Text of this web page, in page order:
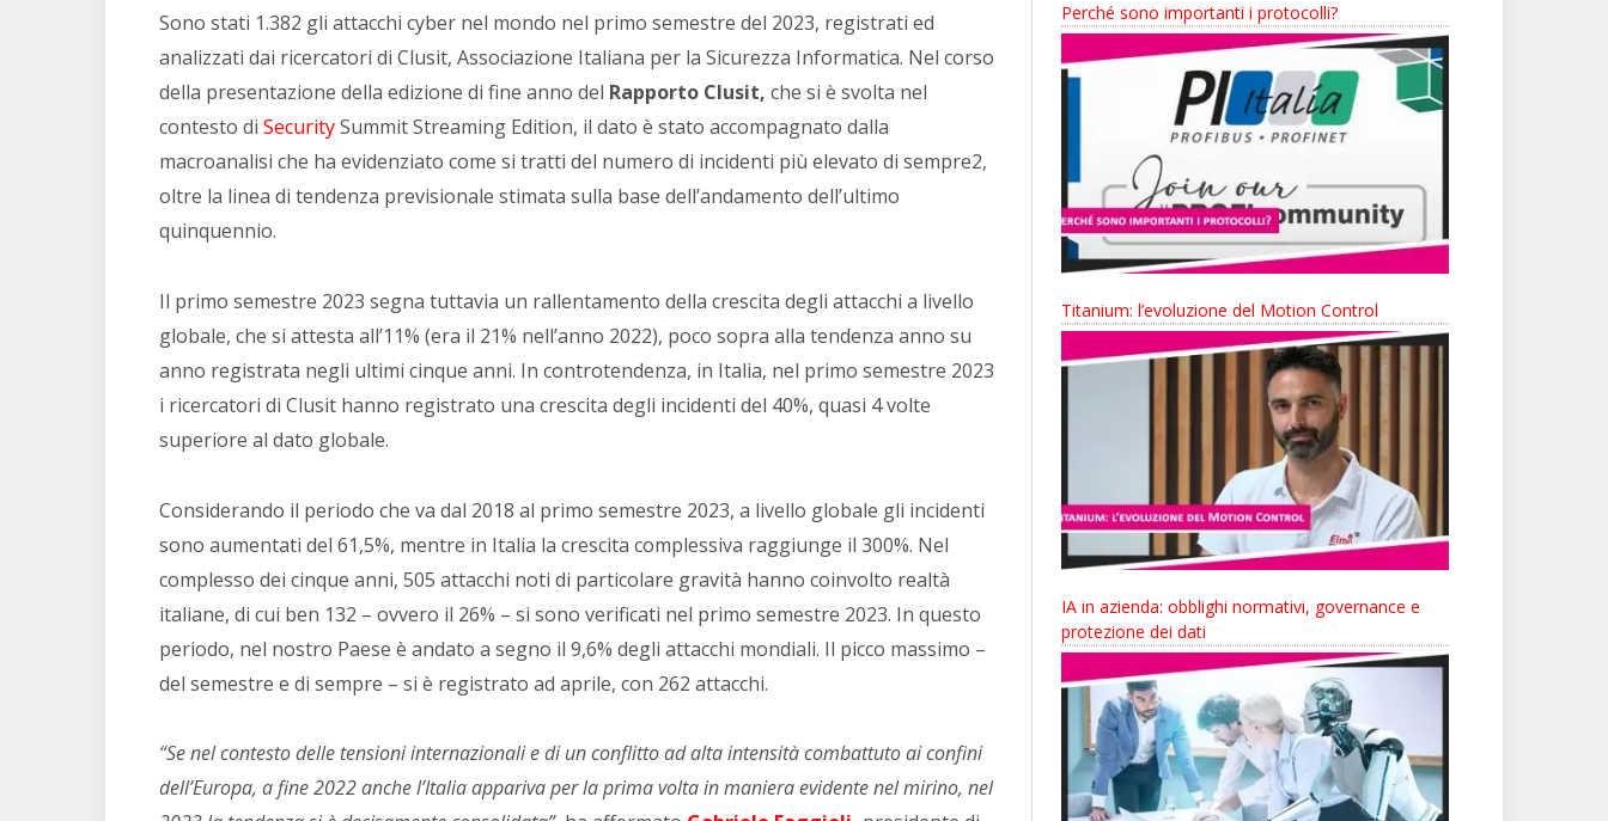
Sono stati 1.382 gli attacchi cyber nel mondo nel primo semestre del 2023, registrati ed
analizzati dai ricercatori di Clusit, Associazione Italiana per la Sicurezza Informatica. Nel corso
della presentazione della edizione di fine anno del Rapporto Clusit, che si è svolta nel
contesto di SecuritySummit Streaming Edition, il dato è stato accompagnato dalla
macroanalisi che ha evidenziato come si tratti del numero di incidenti più elevato di sempre2,
oltre la linea di tendenza previsionale stimata sulla base dell’andamento dell’ultimo
quinquennio.
Il primo semestre 2023 segna tuttavia un rallentamento della crescita degli attacchi a livello
globale, che si attesta all’11% (era il 21% nell’anno 2022), poco sopra alla tendenza anno su
anno registrata negli ultimi cinque anni. In controtendenza, in Italia, nel primo semestre 2023
i ricercatori di Clusit hanno registrato una crescita degli incidenti del 40%, quasi 4 volte
superiore al dato globale.
Considerando il periodo che va dal 2018 al primo semestre 2023, a livello globale gli incidenti
sono aumentati del 61,5%, mentre in Italia la crescita complessiva raggiunge il 300%. Nel
complesso dei cinque anni, 505 attacchi noti di particolare gravità hanno coinvolto realtà
italiane, di cui ben 132 – ovvero il 26% – si sono verificati nel primo semestre 2023. In questo
periodo, nel nostro Paese è andato a segno il 9,6% degli attacchi mondiali. Il picco massimo –
del semestre e di sempre – si è registrato ad aprile, con 262 attacchi.
“Se nel contesto delle tensioni internazionali e di un conflitto ad alta intensità combattuto ai confini
dell’Europa, a fine 2022 anche l’Italia appariva per la prima volta in maniera evidente nel mirino, nel
Perché sono importanti i protocolli?
Titanium: l’evoluzione del Motion Control
IA in azienda: obblighi normativi, governance e
protezione dei dati